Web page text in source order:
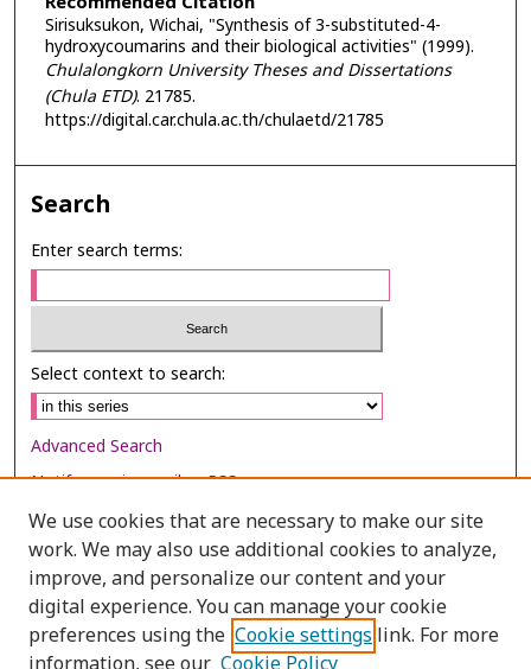
Sirisuksukon, Wichai, "Synthesis of 3-substituted-4-
hydroxycoumarins and their biological activities" (1999).
Chulalongkorn University Theses and Dissertations
(Chula ETD). 21785.
https://digital.car.chula.ac.th/chulaetd/21785
Search
Enter search terms:
Select context to search:
Advanced Search
Notify me via email orRSS
Browse
Collections
Disciplines
Authors
We use cookies that are necessary to make our site
work. We may also use additional cookies to analyze,
improve, and personalize our content and your
digital experience. You can manage your cookie
preferences using the Cookie settings link. For more